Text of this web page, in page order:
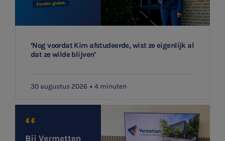
‘Nog voordat Kim afstudeerde, wist ze eigenlijk al
dat ze wilde blijven’
30 augustus 2026 4 minuten